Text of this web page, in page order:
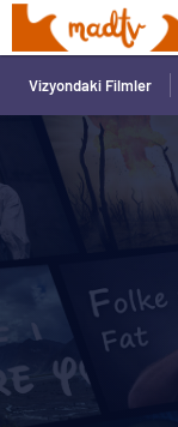
Vizyondaki Filmler